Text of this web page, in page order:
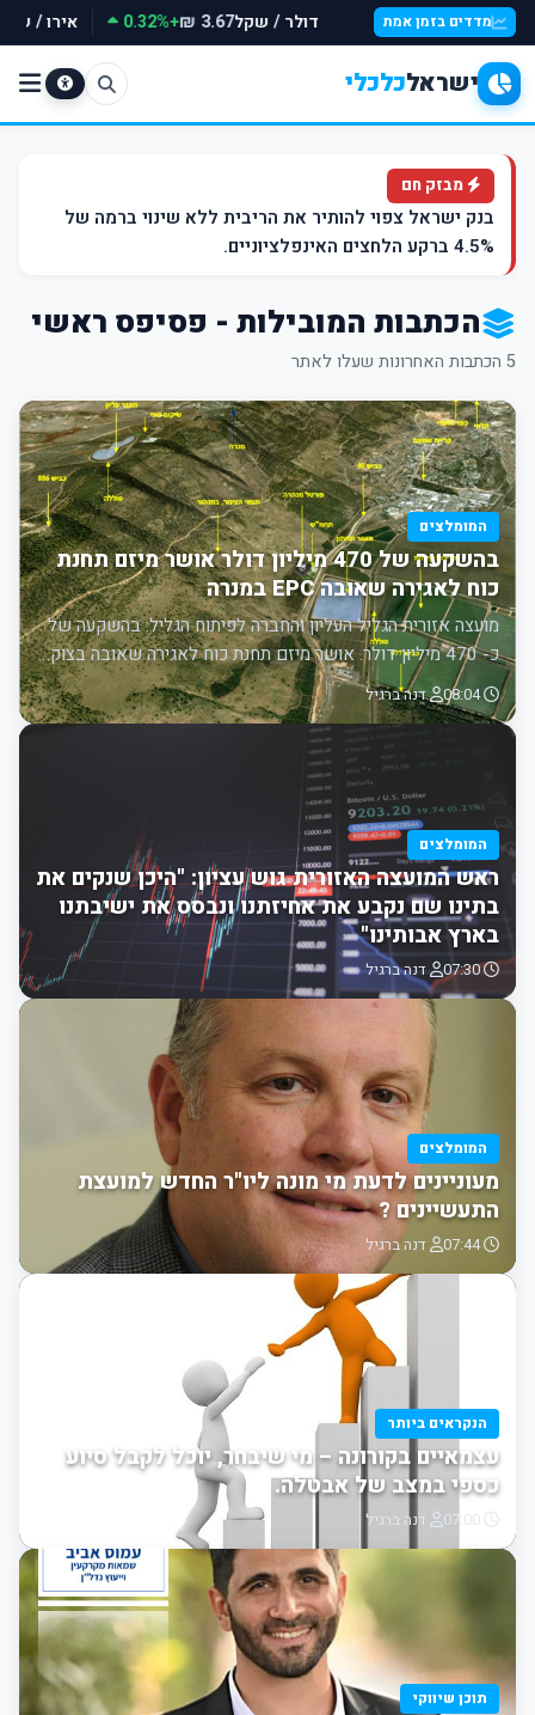
מדדים בזמן אמת דולר / שקל3.67 ₪
+0.32% אירו /
ישראלכלכלי
מבזק חם
בנק ישראל צפוי להותיר את הריבית ללא שינוי ברמה של
4.5% ברקע הלחצים האינפלציוניים.
הכתבות המובילות - פסיפס ראשי
5 הכתבות האחרונות שעלו לאתר
המומלצים
בהשקעה של 470 מיליון דולר אושר מיזם תחנת
כוח לאגירה שאובה EPC במנרה
מועצה אזורית הגליל העליון והחברה לפיתוח הגליל: בהשקעה של
כ- 470 מיליון דולר. אושר מיזם תחנת כוח לאגירה שאובה בצוק…
08:04 דנה ברגיל
המומלצים
ראש המועצה האזורית גוש עציון: "היכן שנקים את
בתינו שם נקבע את אחיזתנו ונבסס את ישיבתנו
בארץ אבותינו"
07:30 דנה ברגיל
המומלצים
מעוניינים לדעת מי מונה ליו"ר החדש למועצת
התעשיינים ?
07:44 דנה ברגיל
הנקראים ביותר
עצמאיים בקורונה – מי שיבחר, יוכל לקבל סיוע
כספי במצב של אבטלה.
דנה ברגיל
תוכן שיווקי